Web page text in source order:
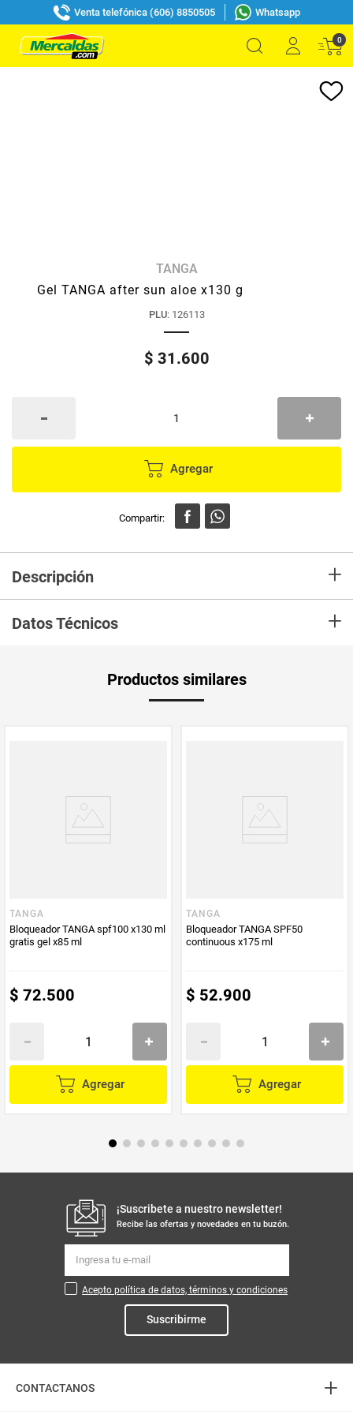
Venta telefónica (606) 8850505 Whatsapp
0
TANGA
Gel TANGA after sun aloe x130 g
PLU: 126113
$ 31.600
Agregar
Descripción +
extracto de Caléndula , Aloe Vera y Alantonina, para ayudar a refrescar y
recuperar la humedad perdida y calmar la sensación caliente de la piel
Datos Técnicos +
Productos similares
TANGA
Bloqueador TANGA spf100 x130 ml
gratis gel x85 ml
$ 72.500
Agregar
TANGA
Bloqueador TANGA SPF50
continuous x175 ml
$ 52.900
Agregar
¡Suscribete a nuestro newsletter!
Recibe las ofertas y novedades en tu buzón.
Acepto política de datos, términos y condiciones
Suscribirme
CONTACTANOS +